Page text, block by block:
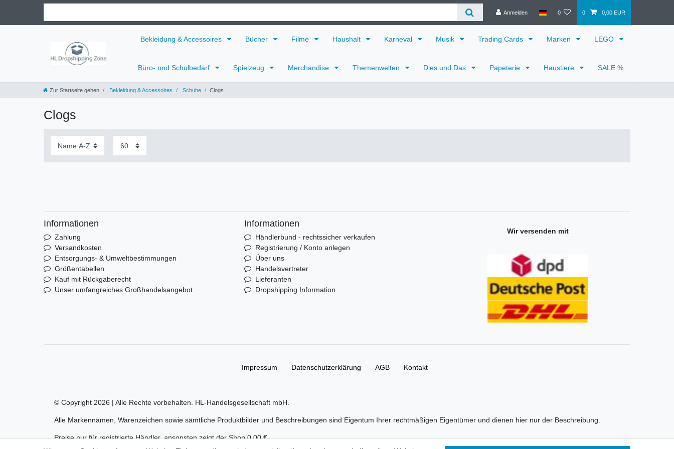
Anmelden 0 0 0,00 EUR
Bekleidung & Accessoires Bücher Filme Haushalt Karneval Musik Trading Cards Marken LEGO
Büro- und Schulbedarf Spielzeug Merchandise Themenwelten Dies und Das Papeterie Haustiere SALE %
Zur Startseite gehen Bekleidung & Accessoires Schuhe Clogs
Clogs
Informationen
Zahlung
Versandkosten
Entsorgungs- & Umweltbestimmungen
Größentabellen
Kauf mit Rückgaberecht
Unser umfangreiches Großhandelsangebot
Informationen
Händlerbund - rechtssicher verkaufen
Registrierung / Konto anlegen
Über uns
Handelsvertreter
Lieferanten
Dropshipping Information
Wir versenden mit
Impressum Daten­schutz­erklärung AGB Kontakt
© Copyright 2026 | Alle Rechte vorbehalten. HL-Handelsgesellschaft mbH.
Alle Markennamen, Warenzeichen sowie sämtliche Produktbilder und Beschreibungen sind Eigentum Ihrer rechtmäßigen Eigentümer und dienen hier nur der Beschreibung.
Preise nur für registrierte Händler, ansonsten zeigt der Shop 0,00 €